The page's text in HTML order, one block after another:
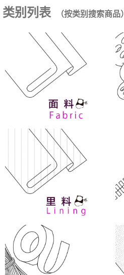
类别列表 （按类别搜索商品）